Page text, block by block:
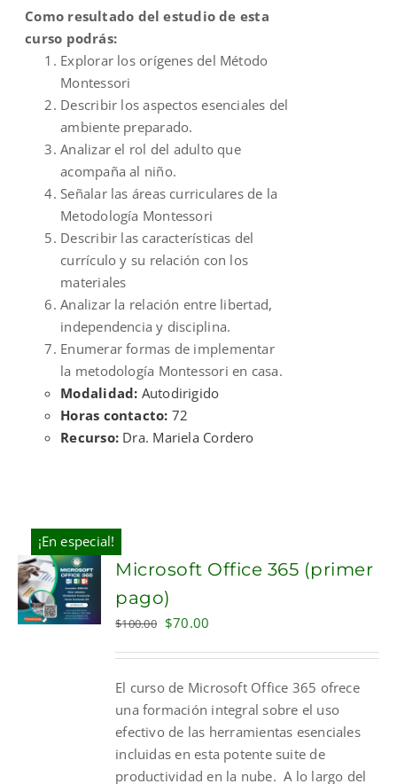
Como resultado del estudio de esta
curso podrás:
Explorar los orígenes del Método
Montessori
Describir los aspectos esenciales del
ambiente preparado.
Analizar el rol del adulto que
acompaña al niño.
Señalar las áreas curriculares de la
Metodología Montessori
Describir las características del
currículo y su relación con los
materiales
Analizar la relación entre libertad,
independencia y disciplina.
Enumerar formas de implementar
la metodología Montessori en casa.
Modalidad: Autodirigido
Horas contacto: 72
Recurso: Dra. Mariela Cordero
¡En especial!
BUY
Microsoft Office 365 (primer
pago)
$100.00 Original
$100.00.
$70.00
$70.00.
El curso de Microsoft Office 365 ofrece
una formación integral sobre el uso
efectivo de las herramientas esenciales
incluidas en esta potente suite de
productividad en la nube. A lo largo del